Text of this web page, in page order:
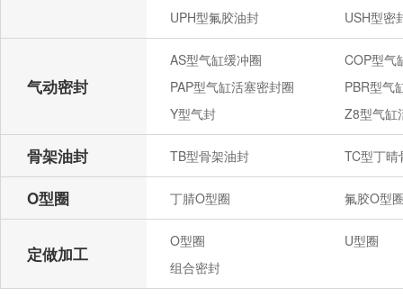
UPH型氟胶油封
USH型密
气动密封
AS型气缸缓冲圈
COP型气
PAP型气缸活塞密封圈
PBR型气
Y型气封
Z8型气缸
骨架油封 TB型骨架油封 TC型丁晴
O型圈 丁腈O型圈 氟胶O型
定做加工
O型圈
U型圈
组合密封